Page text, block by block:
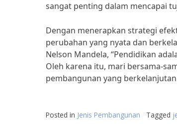
sangat penting dalam mencapai
Dengan menerapkan strategi
perubahan yang nyata dan
Nelson Mandela, “Pendidikan
Oleh karena itu, mari bersama-
pembangunan yang
Posted in Jenis Pembangunan Tagged